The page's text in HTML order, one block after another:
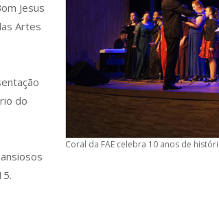
Coral da FAE celebra 10 anos de
Jesus
Artes
do